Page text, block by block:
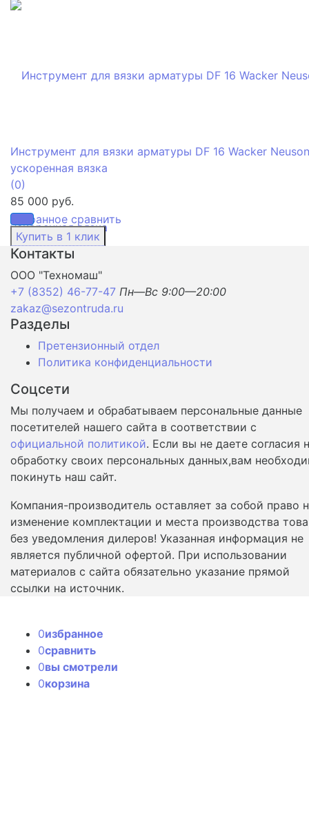
избранное сравнить
Инструмент для вязки арматуры DF 16 Wacker Neuson
ускоренная вязка
(0)
85 000 руб.
Контакты
ООО "Техномаш"
+7 (8352) 46-77-47 Пн—Вс 9:00—20:00
zakaz@sezontruda.ru
Разделы
Претензионный отдел
Политика конфиденциальности
Соцсети
Мы получаем и обрабатываем персональные данные
посетителей нашего сайта в соответствии с
официальной политикой. Если вы не даете согласия
обработку своих персональных данных,вам
покинуть наш сайт.
Компания-производитель оставляет за собой право
изменение комплектации и места производства
без уведомления дилеров! Указанная информация не
является публичной офертой. При использовании
материалов с сайта обязательно указание прямой
ссылки на источник.
0избранное
0сравнить
0вы смотрели
0корзина